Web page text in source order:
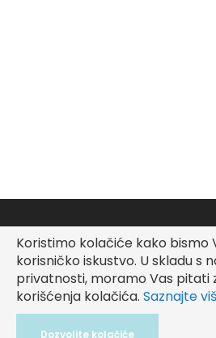
Koristimo kolačiće kako bismo
korisničko iskustvo. U skladu s
privatnosti, moramo Vas pitati
korišćenja kolačića. Saznajte
Dozvolite kolačiće
Copyright ©